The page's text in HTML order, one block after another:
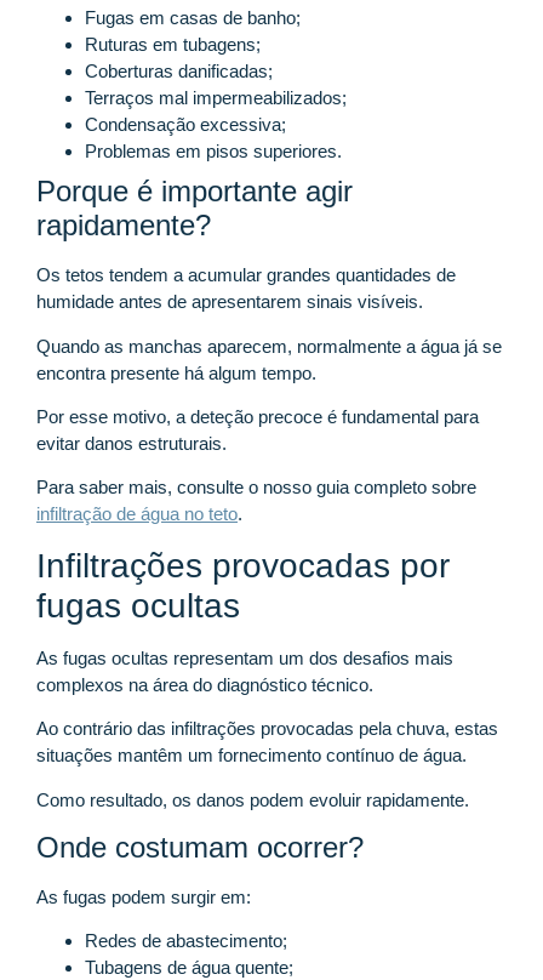
Fugas em casas de banho;
Ruturas em tubagens;
Coberturas danificadas;
Terraços mal impermeabilizados;
Condensação excessiva;
Problemas em pisos superiores.
Porque é importante agir
rapidamente?
Os tetos tendem a acumular grandes quantidades de
humidade antes de apresentarem sinais visíveis.
Quando as manchas aparecem, normalmente a água já se
encontra presente há algum tempo.
Por esse motivo, a deteção precoce é fundamental para
evitar danos estruturais.
Para saber mais, consulte o nosso guia completo sobre
infiltração de água no teto.
Infiltrações provocadas por
fugas ocultas
As fugas ocultas representam um dos desafios mais
complexos na área do diagnóstico técnico.
Ao contrário das infiltrações provocadas pela chuva, estas
situações mantêm um fornecimento contínuo de água.
Como resultado, os danos podem evoluir rapidamente.
Onde costumam ocorrer?
As fugas podem surgir em:
Redes de abastecimento;
Tubagens de água quente;